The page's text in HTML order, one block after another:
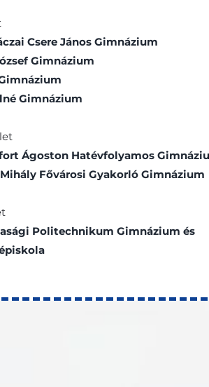
Csere János Gimnázium
Gimnázium
Gimnázium
Ágoston Hatévfolyamos
Fővárosi Gyakorló Gimnázium
Politechnikum Gimnázium és